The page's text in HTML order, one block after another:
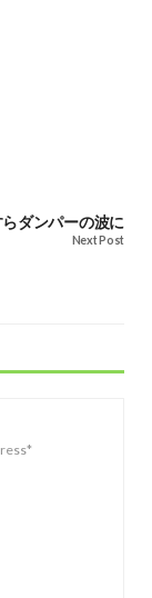
ダンパーの波に
Next Post